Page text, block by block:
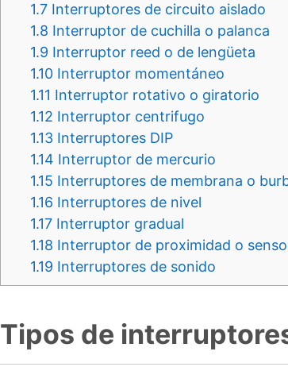
1.7 Interruptores de circuito aislado
1.8 Interruptor de cuchilla o palanca
1.9 Interruptor reed o de lengüeta
1.10 Interruptor momentáneo
1.11 Interruptor rotativo o giratorio
1.12 Interruptor centrifugo
1.13 Interruptores DIP
1.14 Interruptor de mercurio
1.15 Interruptores de membrana o
1.16 Interruptores de nivel
1.17 Interruptor gradual
1.18 Interruptor de proximidad o
1.19 Interruptores de sonido
Tipos de